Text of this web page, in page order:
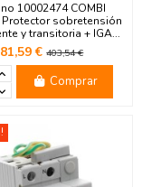
10002474 COMBI
Protector sobretensión
y transitoria + IGA...
€403,54 €
Comprar